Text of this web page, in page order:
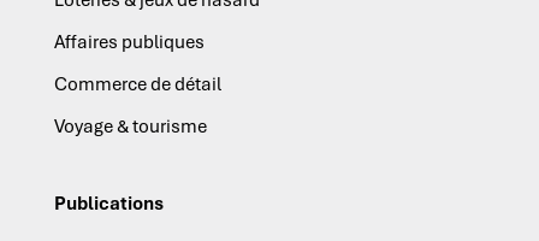
Affaires publiques
Commerce de détail
Voyage & tourisme
Publications